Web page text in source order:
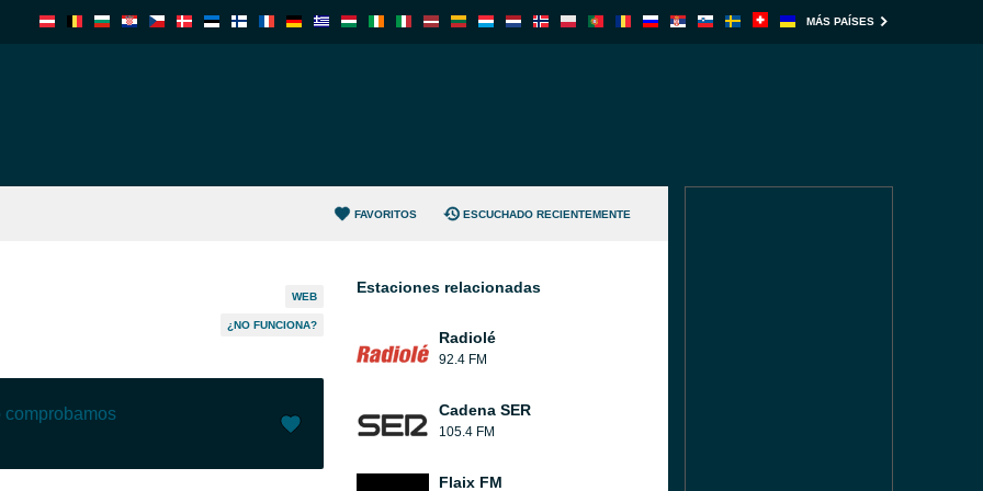
MÁS PAÍSES
FAVORITOS ESCUCHADO RECIENTEMENTE
WEB
¿NO FUNCIONA?
comprobamos
Estaciones relacionadas
Radiolé
92.4 FM
Cadena SER
105.4 FM
Flaix FM